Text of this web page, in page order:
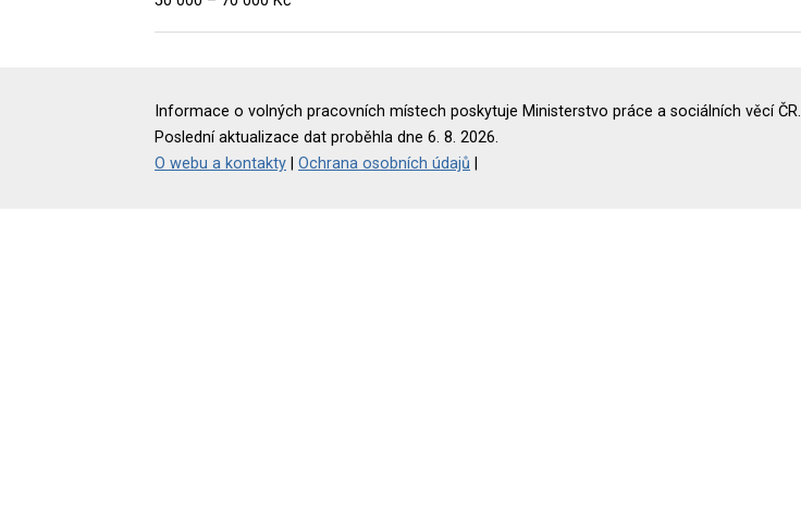
Informace o volných pracovních místech poskytuje Ministerstvo práce a sociálních věcí ČR.
Poslední aktualizace dat proběhla dne 6. 8. 2026.
O webu a kontakty
Ochrana osobních údajů